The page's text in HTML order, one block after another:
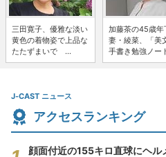
三田寛子、優雅な淡い
黄色の着物姿で上品な
たたずまいで ...
加藤茶の45歳年
妻・綾菜、「美
手書き勉強ノー
J-CAST ニュース
アクセスランキング
顔面付近の155キロ直球にヘ